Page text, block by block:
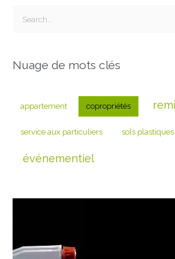
h
:
Nuage de mots clés
appartement copropriétés
service aux particuliers sols plastiques
événementiel